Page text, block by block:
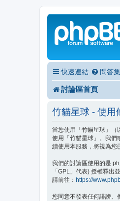
快速連結 問答集
討論區首頁
竹貓星球 - 使用
當您使用「竹貓星球」（
使用「竹貓星球」。我們
續使用本服務，將視為您
我們的討論區使用的是
「GPL」代表) 授權釋出
請前往： https://
您同意不發表任何誹謗、